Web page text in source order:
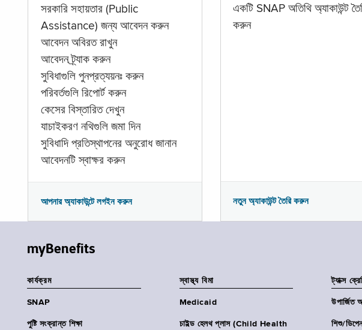
সরকারি সহায়তার (Public
Assistance) জন্য আবেদন করুন
আবেদন অবিরত রাখুন
আবেদন ট্র্যাক করুন
সুবিধাগুলি পুনপ্রত্যয়নঃ করুন
পরিবর্তগুলি রিপোর্ট করুন
কেসের বিস্তারিত দেখুন
যাচাইকরণ নথিগুলি জমা দিন
সুবিধাদি প্রতিস্থাপনের অনুরোধ জানান
আবেদনটি স্বাক্ষর করুন
আপনার অ্যাকাউন্টে লগইন করুন
একটি SNAP অতিথি অ্যাকাউন্ট
করুন
নতুন অ্যাকাউন্ট তৈরি করুন
myBenefits
কার্যক্রম
SNAP
পুষ্টি সংক্রান্ত শিক্ষা
স্বাস্থ্য বিমা
Medicaid
চাইল্ড হেলথ প্লাস (Child Health
ট্যাক্স
উপার্জিত
শিশু/